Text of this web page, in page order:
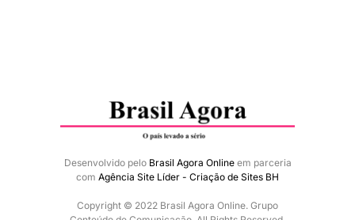
Desenvolvido pelo Brasil Agora Onlineem parceria
com Agência Site Líder - Criação de Sites BH
Copyright © 2022 Brasil Agora Online. Grupo